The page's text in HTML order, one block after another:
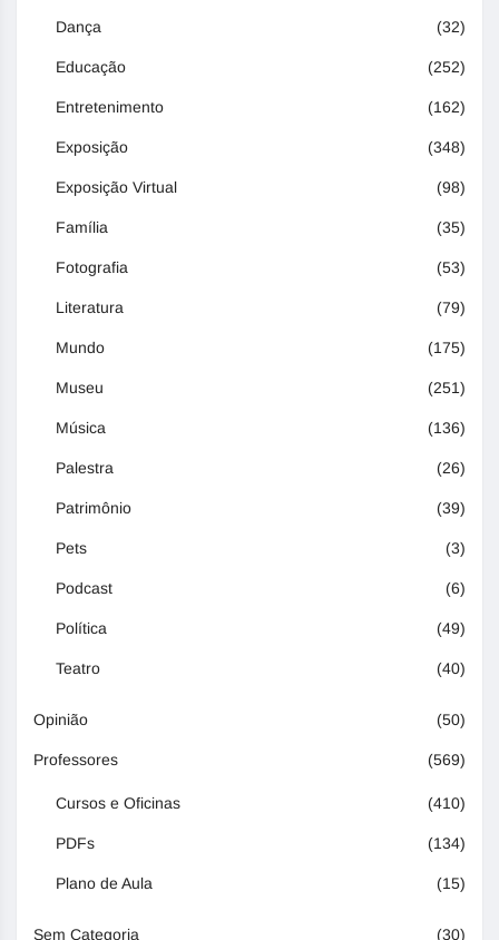
Dança (32)
Educação (252)
Entretenimento (162)
Exposição (348)
Exposição Virtual (98)
Família (35)
Fotografia (53)
Literatura (79)
Mundo (175)
Museu (251)
Música (136)
Palestra (26)
Patrimônio (39)
Pets (3)
Podcast (6)
Política (49)
Teatro (40)
Opinião (50)
Professores (569)
Cursos e Oficinas (410)
PDFs (134)
Plano de Aula (15)
Sem Categoria (30)